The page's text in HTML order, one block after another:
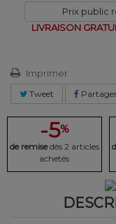
Prix public
LIVRAISON
Imprimer
Tweet Partager
-5%
de remise dès 2 articles
achetés